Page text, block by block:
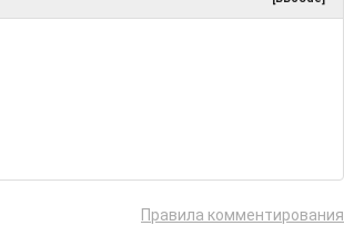
Правила комментирования